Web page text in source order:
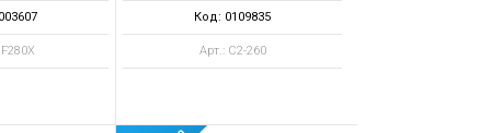
Код: 0109835
Арт.: C2-260